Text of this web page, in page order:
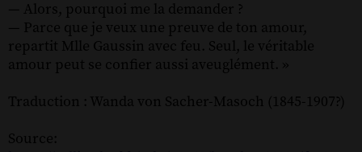
— Alors, pourquoi me la demander ?
— Parce que je veux une preuve de ton amour,
repartit Mlle Gaussin avec feu. Seul, le véritable
amour peut se confier aussi aveuglément. »
Traduction : Wanda von Sacher-Masoch (1845-1907?)
Source: